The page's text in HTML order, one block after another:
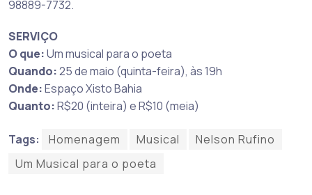
98889-7732.
SERVIÇO
O que:Um musical para o poeta
Quando:25 de maio (quinta-feira), às 19h
Onde:Espaço Xisto Bahia
Quanto:R$20 (inteira) e R$10 (meia)
Tags: Homenagem Musical
Nelson Rufino
Um Musical para o poeta